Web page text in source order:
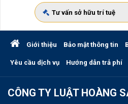
Tư vấn sở hữu trí tuệ
Giới thiệu Bảo mật thông tin
Yêu cầu dịch vụ Hướng dẫn trả phí
CÔNG TY LUẬT HOÀNG